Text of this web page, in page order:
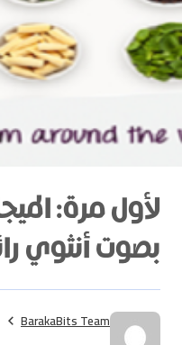
لأول مرة:
بصوت أنثوي
BarakaBits Team